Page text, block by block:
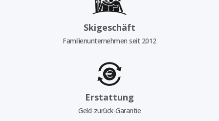
Skigeschäft
Familienunternehmen seit 2012
Erstattung
Geld-zurück-Garantie